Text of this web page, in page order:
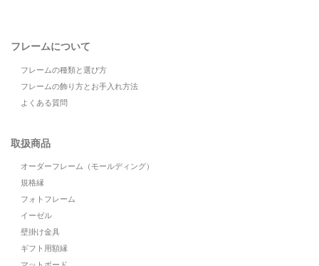
フレームについて
フレームの種類と選び方
フレームの飾り方とお手入れ方法
よくある質問
取扱商品
オーダーフレーム（モールディング）
規格縁
フォトフレーム
イーゼル
壁掛け金具
ギフト用額縁